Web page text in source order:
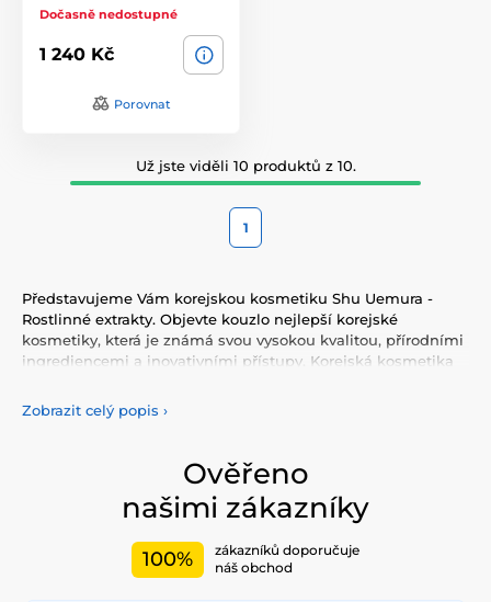
Dočasně nedostupné
1 240 Kč
Porovnat
Už jste viděli 10 produktů z 10.
1
Představujeme Vám korejskou kosmetiku Shu Uemura -
Rostlinné extrakty. Objevte kouzlo nejlepší korejské
kosmetiky, která je známá svou vysokou kvalitou, přírodními
ingrediencemi a inovativními přístupy. Korejská kosmetika
Vyzkoušejte tonery, séra, esence, pleťové krémy, vše pro
odlíčení a čištění pleti. Korejská kosmetika se také
opalovacími krémy. Doporučujeme také vyzkoušet péči o
vlasy, jako jsou šampony, kondicionery, masky, oleje a další.
Nesmíme zapomenout také na dekorativní kosmetiku pro
Mezi nejčastěji používané ingredience patří šnečí extrakt,
Zobrazit celý popis ›
Ověřeno
našimi zákazníky
100%
zákazníků doporučuje
náš obchod